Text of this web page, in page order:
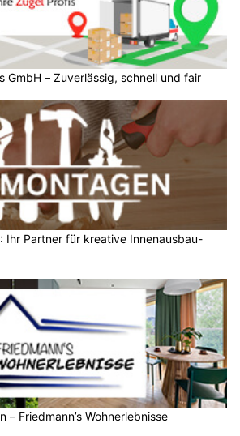
GmbH – Zuverlässig, schnell und fair
Ihr Partner für kreative Innenausbau-
– Friedmann’s Wohnerlebnisse